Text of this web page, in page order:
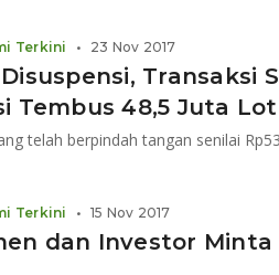
pilih partner penyimpanan, harga
stabil.
Transaksi
Tembus 48,5 Juta Lot
telah berpindah tangan senilai
Terkini • 23 Nov 2017
dan Investor Minta
Terkini • 15 Nov 2017